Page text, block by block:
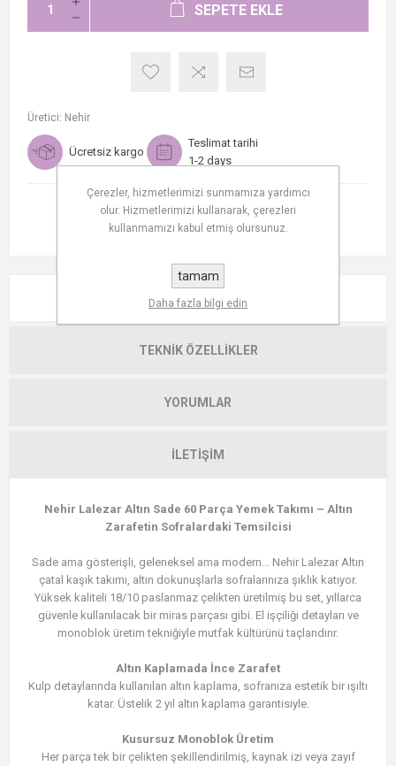
SEPETE EKLE
Üretici: Nehir
Ücretsiz kargo
Teslimat tarihi
1-2 days
AÇIKLAMA
TEKNIK ÖZELLIKLER
YORUMLAR
İLETIŞIM
Nehir Lalezar Altın Sade 60 Parça Yemek Takımı – Altın
Zarafetin Sofralardaki Temsilcisi
Sade ama gösterişli, geleneksel ama modern... Nehir Lalezar Altın
çatal kaşık takımı, altın dokunuşlarla sofralarınıza şıklık katıyor.
Yüksek kaliteli 18/10 paslanmaz çelikten üretilmiş bu set, yıllarca
güvenle kullanılacak bir miras parçası gibi. El işçiliği detayları ve
monoblok üretim tekniğiyle mutfak kültürünü taçlandırır.
Altın Kaplamada İnce Zarafet
Kulp detaylarında kullanılan altın kaplama, sofranıza estetik bir ışıltı
katar. Üstelik 2 yıl altın kaplama garantisiyle.
Kusursuz Monoblok Üretim
Her parça tek bir çelikten şekillendirilmiş, kaynak izi veya zayıf
Çerezler, hizmetlerimizi sunmamıza yardımcı
olur. Hizmetlerimizi kullanarak, çerezleri
kullanmamızı kabul etmiş olursunuz.
tamam
Daha fazla bilgi edin